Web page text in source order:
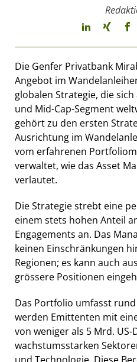
Die Genfer Privatbank
Angebot im
globalen Strategie, die
und Mid-Cap-Segment
gehört zu den ersten
Ausrichtung im
vom erfahrenen
verwaltet, wie das Asset
verlautet.
Die Strategie strebt eine
einem stets hohen Anteil
Engagements an. Das
keinen Einschränkungen
Regionen; es kann auch
grössere Positionen
Das Portfolio umfasst
werden Emittenten mit
von weniger als 5 Mrd.
wachstumsstarken